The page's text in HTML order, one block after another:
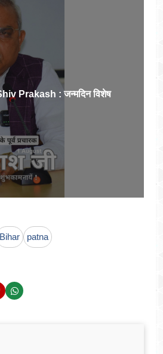
Prakash : जन्मदिन विशेष
Bihar patna